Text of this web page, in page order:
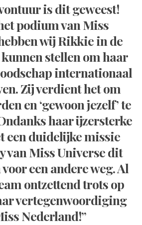
is dit geweest!
podium van Miss
wij Rikkie in de
stellen om haar
internationaal
Zij verdient het om
en ‘gewoon jezelf’ te
haar ijzersterke
een duidelijke missie
van Miss Universe dit
een andere weg. Al
ontzettend trots op
vertegenwoordiging
Nederland!”